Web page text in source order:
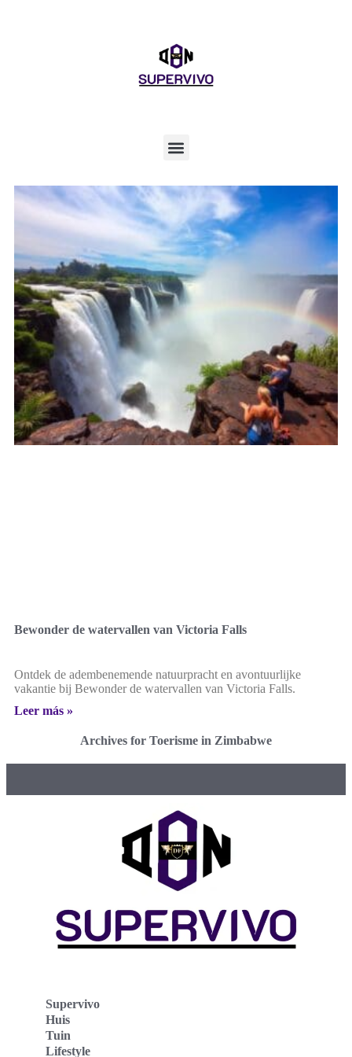
Bewonder de watervallen van Victoria Falls
Ontdek de adembenemende natuurpracht en avontuurlijke
vakantie bij Bewonder de watervallen van Victoria Falls.
Leer más »
Archives for Toerisme in Zimbabwe
Supervivo
Huis
Tuin
Lifestyle